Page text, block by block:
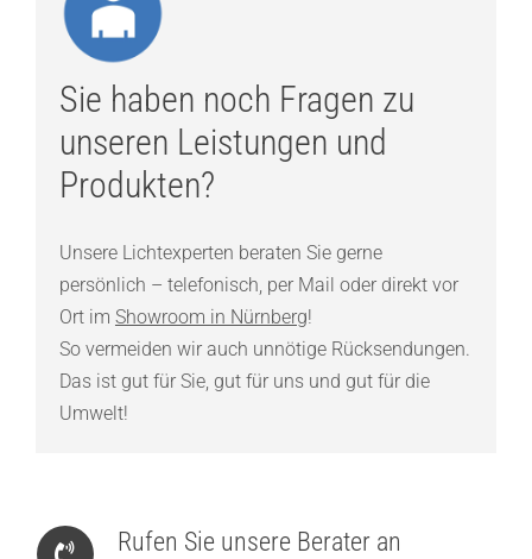
Sie haben noch Fragen zu
unseren Leistungen und
Produkten?
Unsere Lichtexperten beraten Sie gerne
persönlich – telefonisch, per Mail oder direkt vor
Ort im Showroom in Nürnberg!
So vermeiden wir auch unnötige Rücksendungen.
Das ist gut für Sie, gut für uns und gut für die
Umwelt!
Rufen Sie unsere Berater an